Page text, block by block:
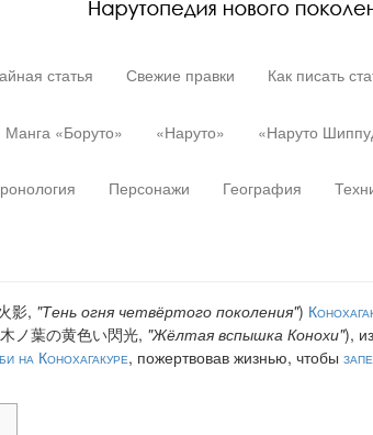
статья Свежие правки Как писать
Манга «Боруто» «Наруто» «Наруто
Персонажи География
影, "Тень огня четвёртого поколения")
ノ葉の黄色い閃光, "Жёлтая вспышка Конохи"),
на Конохагакуре, пожертвовав жизнью, чтобы